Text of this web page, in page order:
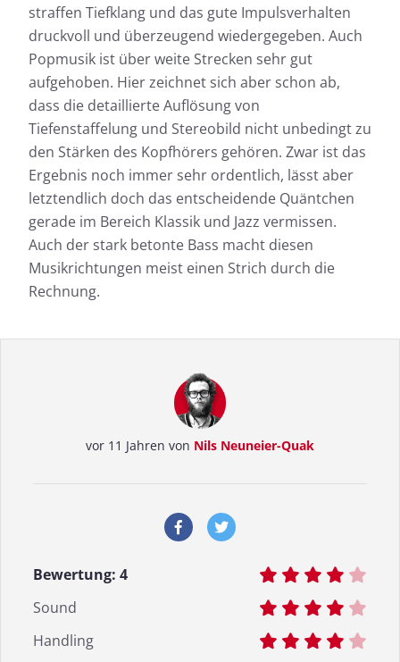
straffen Tiefklang und das gute Impulsverhalten
druckvoll und überzeugend wiedergegeben. Auch
Popmusik ist über weite Strecken sehr gut
aufgehoben. Hier zeichnet sich aber schon ab,
dass die detaillierte Auflösung von
Tiefenstaffelung und Stereobild nicht unbedingt zu
den Stärken des Kopfhörers gehören. Zwar ist das
Ergebnis noch immer sehr ordentlich, lässt aber
letztendlich doch das entscheidende Quäntchen
gerade im Bereich Klassik und Jazz vermissen.
Auch der stark betonte Bass macht diesen
Musikrichtungen meist einen Strich durch die
Rechnung.
vor 11 Jahren von Nils Neuneier-Quak
Bewertung: 4
Sound
Handling